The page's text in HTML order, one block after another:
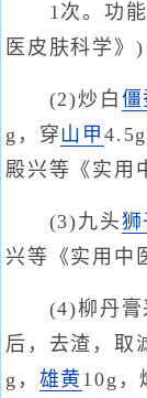
1次。功能
医皮肤科学》)
(2)炒白
g，穿 山甲
殿兴等《实用
(3)九头狮
兴等《实用中
(4)柳丹膏采
后，去渣，取
g， 雄黄 10g，